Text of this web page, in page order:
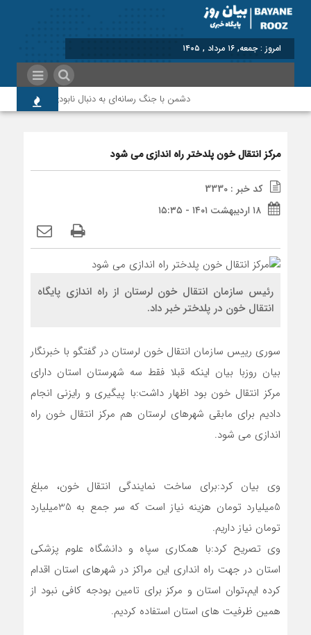
برابر با : Friday - 7
دشمن با جنگ رسانه‌ای به دنبال نابودی امید و
مرکز انتقال خون پلدختر راه اندازی می شود
کد خبر : 3330
۱۸ اردیبهشت ۱۴۰۱ - ۱۵:۳۵
رئیس سازمان انتقال خون لرستان از راه اندازی پایگاه
انتقال خون در پلدختر خبر داد.
سوری رییس سازمان انتقال خون لرستان در گفتگو با خبرنگار
بیان روزبا بیان اینکه قبلا فقط سه شهرستان استان دارای
مرکز انتقال خون بود اظهار داشت:با پیگیری و رایزنی انجام
دادیم برای مابقی شهرهای لرستان هم مرکز انتقال خون راه
اندازی می شود.
وی بیان کرد:برای ساخت نمایندگی انتقال خون، مبلغ
5میلیارد تومان هزینه نیاز است که سر جمع به 35میلیارد
تومان نیاز داریم.
وی تصریح کرد:با همکاری سپاه و دانشگاه علوم پزشکی
استان در جهت راه انداری این مراکز در شهرهای استان اقدام
کرده ایم،توان استان و مرکز برای تامین بودجه کافی نبود از
همین ظرفیت های استان استفاده کردیم.